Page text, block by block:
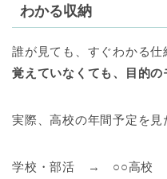
わかる収納
誰が見ても、すぐわかる仕
覚えていなくても、目的の
実際、高校の年間予定を見
学校・部活 → ○○高校